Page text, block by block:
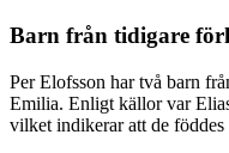
Barn från tidigare
Per Elofsson har två barn
Emilia. Enligt källor var
vilket indikerar att de